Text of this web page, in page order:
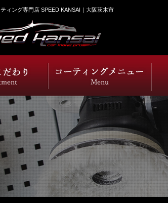
ィング専門店 SPEED KANSAI｜大阪茨木市